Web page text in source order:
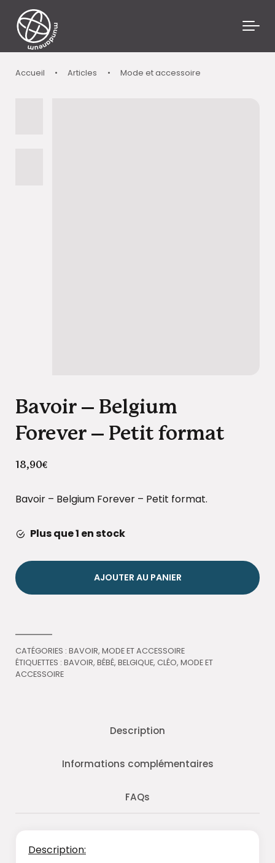
Skip to main content
Accueil • Articles • Mode et accessoire
Bavoir – Belgium
Forever – Petit format
18,90€
Bavoir – Belgium Forever – Petit format.
Plus que 1 en stock
AJOUTER AU PANIER
CATÉGORIES : BAVOIR, MODE ET ACCESSOIRE
ÉTIQUETTES : BAVOIR, BÉBÉ, BELGIQUE, CLÉO, MODE ET
ACCESSOIRE
Description
Informations complémentaires
FAQs
Description: